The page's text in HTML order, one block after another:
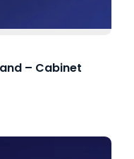
– Cabinet